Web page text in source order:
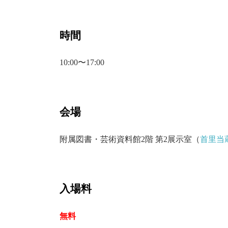
時間
10:00〜17:00
会場
附属図書・芸術資料館2階 第2展示室（首里当
入場料
無料